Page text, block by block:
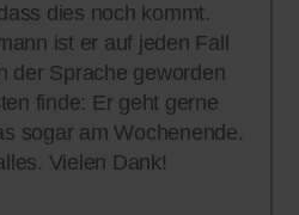
dies noch kommt.
ist er auf jeden Fall
der Sprache geworden
finde: Er geht gerne
sogar am Wochenende.
Vielen Dank!